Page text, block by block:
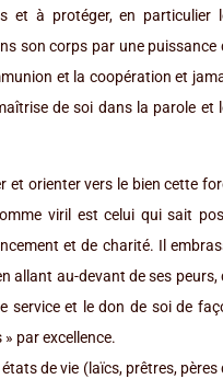
et à protéger, en particulier
son corps par une puissance
et la coopération et
de soi dans la parole et
et orienter vers le bien cette
viril est celui qui sait
et de charité. Il
allant au-devant de ses peurs,
service et le don de soi de
par excellence.
de vie (laïcs, prêtres, pères